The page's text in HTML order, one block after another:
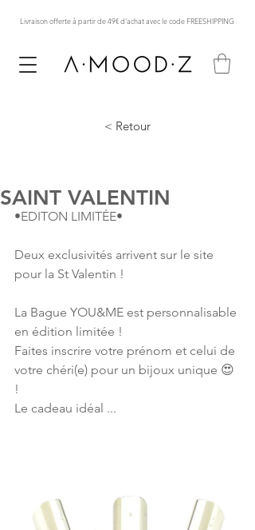
Livraison offerte à partir de 49€ d'achat avec le code FREESHIPPING
< Retour
SAINT VALENTIN
•EDITON LIMITÉE•
Deux exclusivités arrivent sur le site
pour la St Valentin !
La Bague YOU&ME est personnalisable
en édition limitée !
Faites inscrire votre prénom et celui de
votre chéri(e) pour un bijoux unique 😍
!
Le cadeau idéal ...